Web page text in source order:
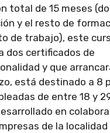
total de 15 meses
y el resto de
de trabajo), este
dos certificados de
y que
está destinado a 8
de entre 18 y
en
de la